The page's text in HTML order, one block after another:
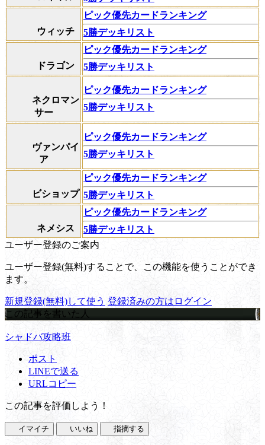
ウィッチ
ピック優先カードランキング
5勝デッキリスト
ドラゴン
ピック優先カードランキング
5勝デッキリスト
ネクロマン
サー
ピック優先カードランキング
5勝デッキリスト
ヴァンパイ
ア
ピック優先カードランキング
5勝デッキリスト
ビショップ
ピック優先カードランキング
5勝デッキリスト
ネメシス
ピック優先カードランキング
5勝デッキリスト
ユーザー登録のご案内
ユーザー登録(無料)することで、この機能を使うことができ
ます。
新規登録(無料)して使う 登録済みの方はログイン
この記事を書いた人
シャドバ攻略班
ポスト
LINEで送る
URLコピー
この記事を評価しよう！
イマイチ いいね 指摘する